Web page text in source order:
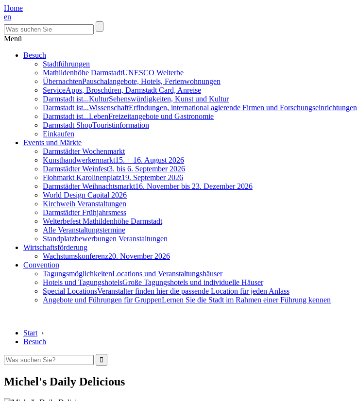
Home
en
Menü
Besuch
Stadtführungen
Mathildenhöhe DarmstadtUNESCO Welterbe
ÜbernachtenPauschalangebote, Hotels, Ferienwohnungen
ServiceApps, Broschüren, Darmstadt Card, Anreise
Darmstadt ist...KulturSehenswürdigkeiten, Kunst und Kultur
Darmstadt ist...WissenschaftErfindungen, international agierende Firmen und Forschungseinrichtungen
Darmstadt ist...LebenFreizeitangebote und Gastronomie
Darmstadt ShopTouristinformation
Einkaufen
Events und Märkte
Darmstädter Wochenmarkt
Kunsthandwerkermarkt15. + 16. August 2026
Darmstädter Weinfest3. bis 6. September 2026
Flohmarkt Karolinenplatz19. September 2026
Darmstädter Weihnachtsmarkt16. November bis 23. Dezember 2026
World Design Capital 2026
Kirchweih Veranstaltungen
Darmstädter Frühjahrsmess
Welterbefest Mathildenhöhe Darmstadt
Alle Veranstaltungstermine
Standplatzbewerbungen Veranstaltungen
Wirtschaftsförderung
Wachstumskonferenz20. November 2026
Convention
TagungsmöglichkeitenLocations und Veranstaltungshäuser
Hotels und TagungshotelsGroße Tagungshotels und individuelle Häuser
Special LocationsVeranstalter finden hier die passende Location für jeden Anlass
Angebote und Führungen für GruppenLernen Sie die Stadt im Rahmen einer Führung kennen
Start ›
Besuch
Michel's Daily Delicious